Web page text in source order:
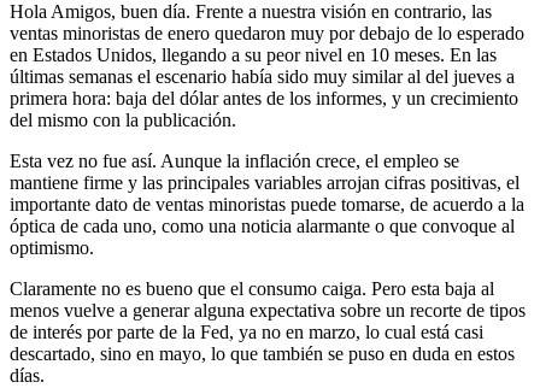
Hola Amigos, buen día. Frente a nuestra visión en contrario, las
ventas minoristas de enero quedaron muy por debajo de lo esperado
en Estados Unidos, llegando a su peor nivel en 10 meses. En las
últimas semanas el escenario había sido muy similar al del jueves a
primera hora: baja del dólar antes de los informes, y un crecimiento
del mismo con la publicación.
Esta vez no fue así. Aunque la inflación crece, el empleo se
mantiene firme y las principales variables arrojan cifras positivas, el
importante dato de ventas minoristas puede tomarse, de acuerdo a la
óptica de cada uno, como una noticia alarmante o que convoque al
optimismo.
Claramente no es bueno que el consumo caiga. Pero esta baja al
menos vuelve a generar alguna expectativa sobre un recorte de tipos
de interés por parte de la Fed, ya no en marzo, lo cual está casi
descartado, sino en mayo, lo que también se puso en duda en estos
días.